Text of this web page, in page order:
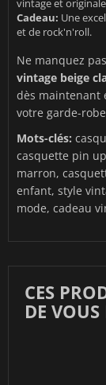
vintage et
Cadeau: Une
et de rock'n'roll.
Ne manquez
vintage beige
dès maintenant
votre garde-
Mots-clés:
casquette pin
marron,
enfant, style
mode, cadeau
CES
DE VOUS